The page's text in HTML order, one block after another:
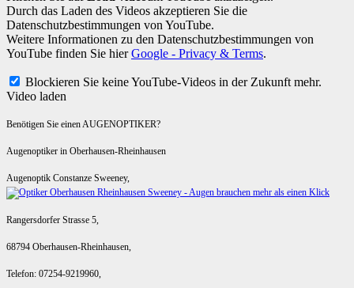
Durch das Laden des Videos akzeptieren Sie die
Datenschutzbestimmungen von YouTube.
Weitere Informationen zu den Datenschutzbestimmungen von
YouTube finden Sie hierGoogle - Privacy & Terms.
Blockieren Sie keine YouTube-Videos in der Zukunft mehr.
Video laden
Benötigen Sie einen AUGENOPTIKER?
Augenoptiker in Oberhausen-Rheinhausen
Augenoptik Constanze Sweeney,
Rangersdorfer Strasse 5,
68794 Oberhausen-Rheinhausen,
Telefon: 07254-9219960,